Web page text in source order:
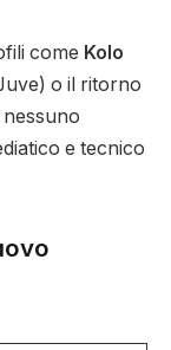
come Kolo
o il ritorno
nessuno
e tecnico